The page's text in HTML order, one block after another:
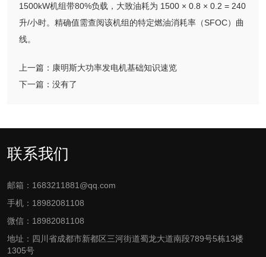
1500kW机组带80%负载，大致油耗为 1500 × 0.8 × 0.2 = 240
升/小时。精确值需查阅该机组的特定燃油消耗率（SFOC）曲
线。
上一篇： 康明斯大功率发电机基础知识速览
下一篇： 没有了
联系我们
邮箱：1683211881@qq.com
手机：18982081108
微信：18982081108
地址：四川省成都市新都区三河街道蜀龙大道南段789号5栋13楼
1305号